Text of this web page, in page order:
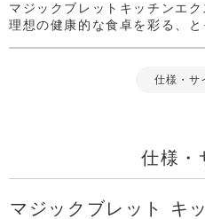
マジックブレットキッチンエ
理想の健康的な食卓を彩る、
仕様・サ
仕様・
マジックブレット キ